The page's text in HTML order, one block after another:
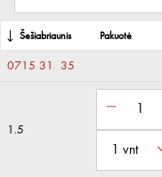
Šešiabriaunis Pakuotė
0715 31 35
1.5